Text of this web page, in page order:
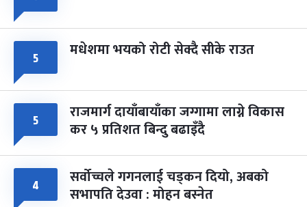
५ मधेशमा भयको रोटी सेक्दै सीके राउत
५ राजमार्ग दायाँबायाँका जग्गामा लाग्ने विकास
कर ५ प्रतिशत बिन्दु बढाइँदै
४ सर्वोच्चले गगनलाई चड्कन दियो, अबको
सभापति देउवा : मोहन बस्नेत